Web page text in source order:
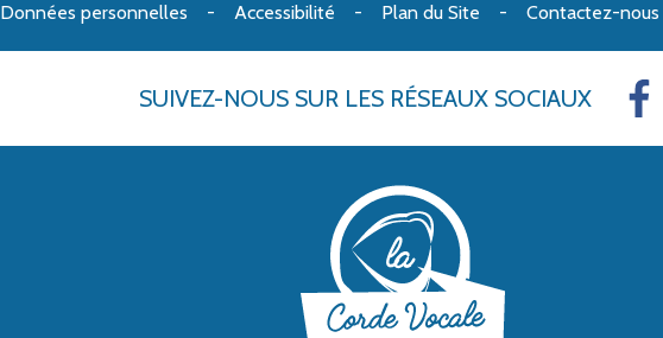
Données personnelles Accessibilité Plan du Site Contactez-nous
SUIVEZ-NOUS SUR LES RÉSEAUX SOCIAUX